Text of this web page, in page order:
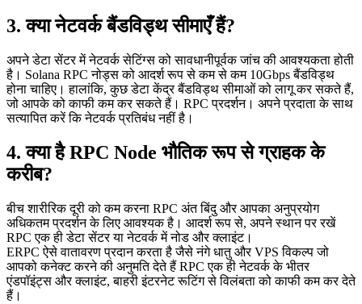
3. क्या नेटवर्क बैंडविड्थ सीमाएँ हैं?
अपने डेटा सेंटर में नेटवर्क सेटिंग्स को सावधानीपूर्वक जांच की आवश्यकता होती
है। Solana RPC नोड्स को आदर्श रूप से कम से कम 10Gbps बैंडविड्थ
होना चाहिए। हालांकि, कुछ डेटा केंद्र बैंडविड्थ सीमाओं को लागू कर सकते हैं,
जो आपके को काफी कम कर सकते हैं। RPC प्रदर्शन। अपने प्रदाता के साथ
सत्यापित करें कि नेटवर्क प्रतिबंध नहीं है।
4. क्या है RPC Node भौतिक रूप से ग्राहक के
करीब?
बीच शारीरिक दूरी को कम करना RPC अंत बिंदु और आपका अनुप्रयोग
अधिकतम प्रदर्शन के लिए आवश्यक है। आदर्श रूप से, अपने स्थान पर रखें
RPC एक ही डेटा सेंटर या नेटवर्क में नोड और क्लाइंट।
ERPC ऐसे वातावरण प्रदान करता है जैसे नंगे धातु और VPS विकल्प जो
आपको कनेक्ट करने की अनुमति देते हैं RPC एक ही नेटवर्क के भीतर
एंडपॉइंट्स और क्लाइंट, बाहरी इंटरनेट रूटिंग से विलंबता को काफी कम कर देते
हैं।